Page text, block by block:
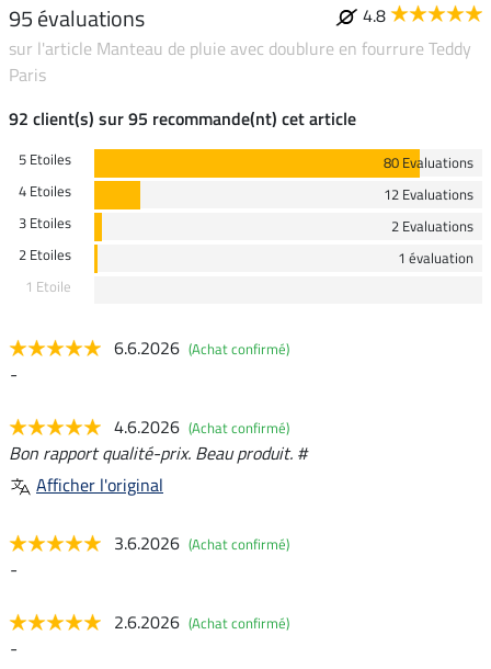
95 évaluations
4.8
sur l'article Manteau de pluie avec doublure en fourrure Teddy
Paris
92 client(s) sur 95 recommande(nt) cet article
5 Etoiles
80 Evaluations
4 Etoiles
12 Evaluations
3 Etoiles
2 Evaluations
2 Etoiles
1 évaluation
1 Etoile
6.6.2026 (Achat confirmé)
-
4.6.2026 (Achat confirmé)
Bon rapport qualité-prix. Beau produit. #
Afficher l'original
3.6.2026 (Achat confirmé)
-
2.6.2026 (Achat confirmé)
-